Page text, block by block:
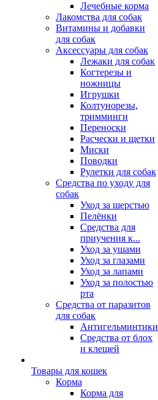
Лечебные корма
Лакомства для собак
Витамины и добавки
для собак
Аксессуары для собак
Лежаки для собак
Когтерезы и
ножницы
Игрушки
Колтунорезы,
тримминги
Переноски
Расчески и щетки
Миски
Поводки
Рулетки для собак
Средства по уходу для
собак
Уход за шерстью
Пелёнки
Средства для
приучения к...
Уход за ушами
Уход за глазами
Уход за лапами
Уход за полостью
рта
Средства от паразитов
для собак
Антигельминтики
Средства от блох
и клещей
Товары для кошек
Корма
Корма для